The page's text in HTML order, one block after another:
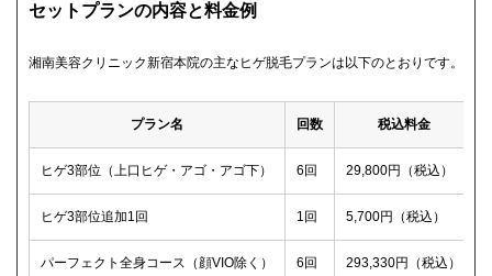
セットプランの内容と料金例
湘南美容クリニック新宿本院の主なヒゲ脱毛プランは以下のとおりです。
プラン名 回数 税込料金
ヒゲ3部位（上口ヒゲ・アゴ・アゴ下） 6回 29,800円（税込）
ヒゲ3部位追加1回 1回 5,700円（税込）
パーフェクト全身コース（顔VIO除く） 6回 293,330円（税込）